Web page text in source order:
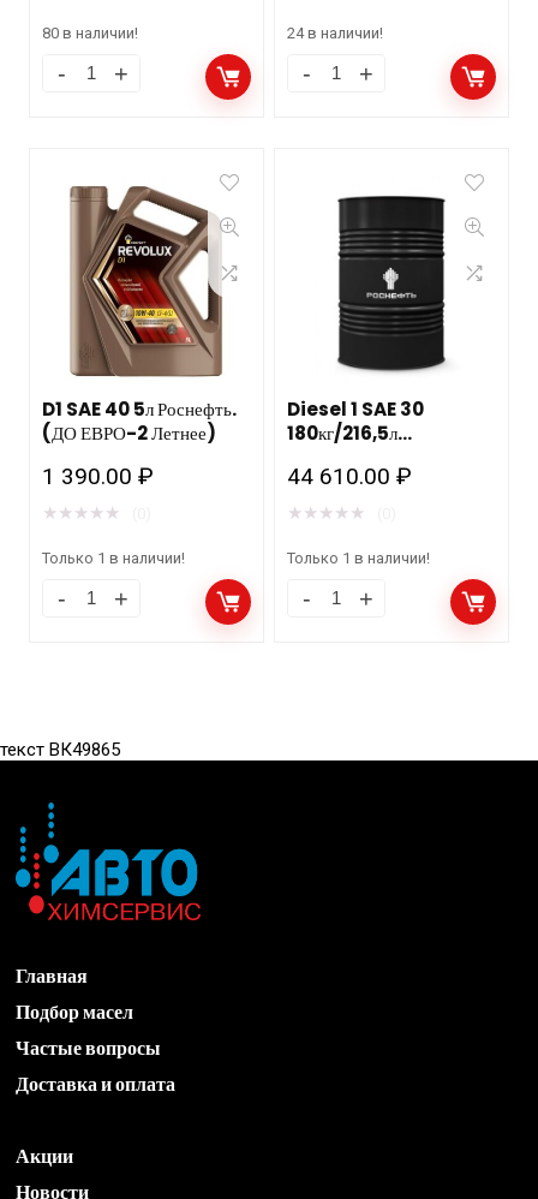
80 в наличии! 24 в наличии!
D1 SAE 40 5л Роснефть.
(ДО ЕВРО-2 Летнее)
1 390.00₽
★ ★ ★ ★ ★
Только 1 в наличии!
Diesel 1 SAE 30
180кг/216,5л
АНХК (ДО ЕВРО-2
Летнее)
44 610.00₽
★ ★ ★ ★ ★
Только 1 в наличии!
текст ВК49865
Главная
Подбор масел
Частые вопросы
Доставка и оплата
Акции
Новости